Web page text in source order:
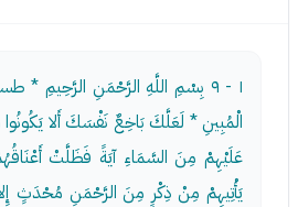
١ - ٩
بِسْمِ اللَّهِ الرَّحْمَنِ الرَّحِيمِ *
الْمُبِينِ * لَعَلَّكَ بَاخِعٌ نَفْسَكَ أَلا
عَلَيْهِمْ مِنَ السَّمَاءِ آيَةً فَظَلَّتْ
يَأْتِيهِمْ مِنْ ذِكْرٍ مِنَ الرَّحْمَنِ مُحْدَثٍ